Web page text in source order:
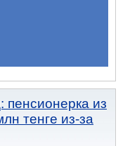
из
тенге из-за